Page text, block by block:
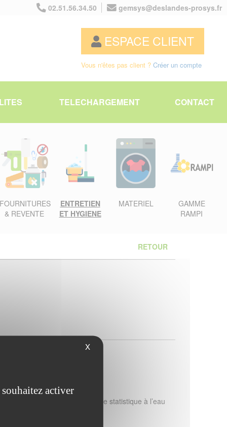
02.51.56.34.50 gemsys@deslandes-prosys.fr
ESPACE CLIENT
Vous n'êtes pas client ? Créer un compte
TELECHARGEMENT CONTACT
FOURNITURES
& REVENTE
ENTRETIEN
ET HYGIENE
MATERIEL
GAMME
RAMPI
RETOUR
EN 374-1 EN 420
sans micro-trou et contrôle statistique à l’eau
X
activer